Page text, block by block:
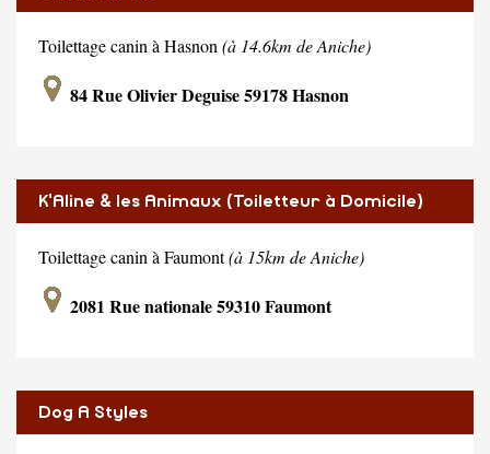
Toilettage canin à Hasnon (à 14.6km de Aniche)
84 Rue Olivier Deguise 59178 Hasnon
K'Aline & les Animaux (Toiletteur à Domicile)
Toilettage canin à Faumont(à 15km de Aniche)
2081 Rue nationale 59310 Faumont
Dog A Styles